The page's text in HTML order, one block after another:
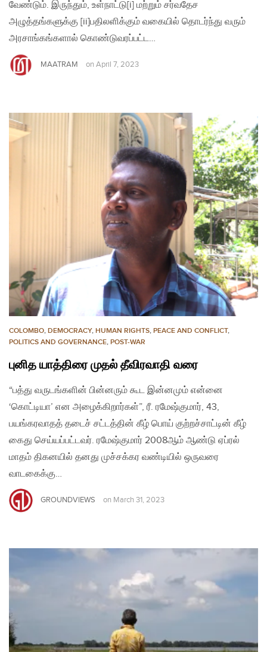
வேண்டும். இருந்தும், உள்நாட்டு[i] மற்றும் சர்வதேச
அழுத்தங்களுக்கு [ii]பதிலளிக்கும் வகையில் தொடர்ந்து வரும்
அரசாங்கங்களால் கொண்டுவரப்பட்ட…
MAATRAM on April 7, 2023
COLOMBO, DEMOCRACY, HUMAN RIGHTS, PEACE AND CONFLICT,
POLITICS AND GOVERNANCE, POST-WAR
புனித யாத்திரை முதல் தீவிரவாதி வரை
“பத்து வருடங்களின் பின்னரும் கூட இன்னமும் என்னை
‘கொட்டியா’ என அழைக்கிறார்கள்”, ரீ. ரமேஷ்குமார், 43,
பயங்கரவாதத் தடைச் சட்டத்தின் கீழ் பொய் குற்றச்சாட்டின் கீழ்
கைது செய்யப்பட்டவர். ரமேஷ்குமார் 2008ஆம் ஆண்டு ஏப்ரல்
மாதம் திகனயில் தனது முச்சக்கர வண்டியில் ஒருவரை
வாடகைக்கு…
GROUNDVIEWS on March 31, 2023